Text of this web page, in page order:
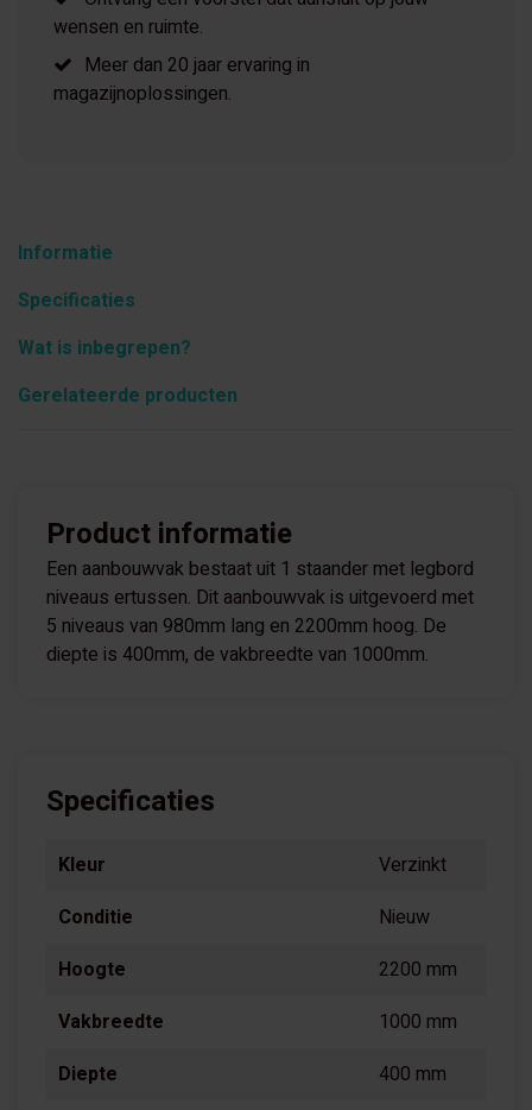
wensen en ruimte.
Meer dan 20 jaar ervaring in
magazijnoplossingen.
Informatie
Specificaties
Wat is inbegrepen?
Gerelateerde producten
Product informatie
Een aanbouwvak bestaat uit 1 staander met legbord
niveaus ertussen. Dit aanbouwvak is uitgevoerd met
5 niveaus van 980mm lang en 2200mm hoog. De
diepte is 400mm, de vakbreedte van 1000mm.
Specificaties
Kleur
Verzinkt
Conditie
Nieuw
Hoogte
2200 mm
Vakbreedte
1000 mm
Diepte
400 mm